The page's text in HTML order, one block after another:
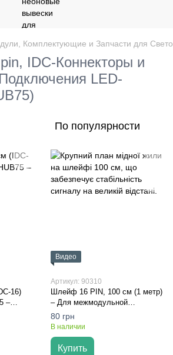
Комплектующие и Запчасти для
IDC-Коннекторы и
LED-
По популярности
16)
–
Видео
Артикул: 90310
Шлейф 16 PIN, 100 см (1 метр)
– Для межмодульной
коммутации LED-дисплеев
80 грн
В наличии
Купить